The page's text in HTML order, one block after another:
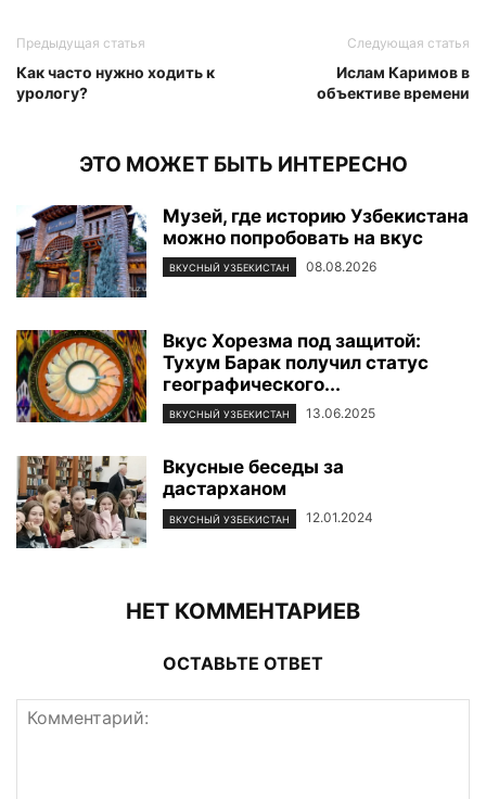
Предыдущая статья
Как часто нужно ходить к
урологу?
Следующая статья
Ислам Каримов в
объективе времени
ЭТО МОЖЕТ БЫТЬ ИНТЕРЕСНО
Музей, где историю Узбекистана
можно попробовать на вкус
ВКУСНЫЙ УЗБЕКИСТАН 08.08.2026
Вкус Хорезма под защитой:
Тухум Барак получил статус
географического...
ВКУСНЫЙ УЗБЕКИСТАН 13.06.2025
Вкусные беседы за
дастарханом
ВКУСНЫЙ УЗБЕКИСТАН 12.01.2024
НЕТ КОММЕНТАРИЕВ
ОСТАВЬТЕ ОТВЕТ